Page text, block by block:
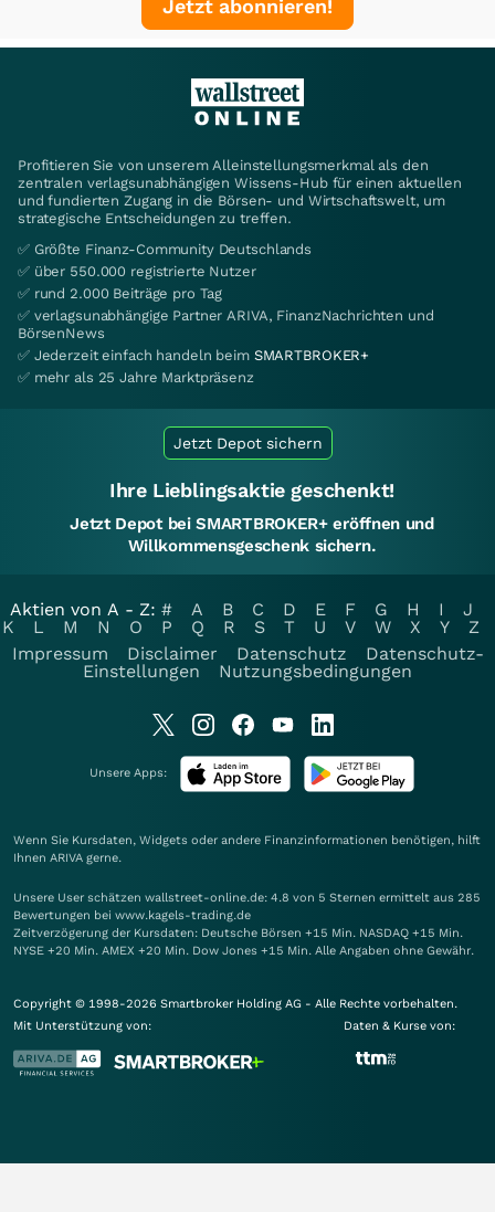
Jetzt abonnieren!
Profitieren Sie von unserem Alleinstellungsmerkmal als den
zentralen verlagsunabhängigen Wissens-Hub für einen aktuellen
und fundierten Zugang in die Börsen- und Wirtschaftswelt, um
strategische Entscheidungen zu treffen.
✅ Größte Finanz-Community Deutschlands
✅ über 550.000 registrierte Nutzer
✅ rund 2.000 Beiträge pro Tag
✅ verlagsunabhängige Partner ARIVA, FinanzNachrichten und
BörsenNews
✅ Jederzeit einfach handeln beim SMARTBROKER+
✅ mehr als 25 Jahre Marktpräsenz
Jetzt Depot sichern
Ihre Lieblingsaktie geschenkt!
Jetzt Depot bei SMARTBROKER+ eröffnen und
Willkommensgeschenk sichern.
Aktien von A - Z: # A B C D E F G H I
J
K
L M N O P Q R S T U V W X Y
Z
Impressum
Disclaimer Datenschutz
Datenschutz-
Einstellungen
Nutzungsbedingungen
Unsere Apps:
Wenn Sie Kursdaten, Widgets oder andere Finanzinformationen benötigen, hilft
Ihnen ARIVA gerne.
Unsere User schätzen wallstreet-online.de: 4.8 von 5 Sternen ermittelt aus 285
Bewertungen bei www.kagels-trading.de
Zeitverzögerung der Kursdaten: Deutsche Börsen +15 Min. NASDAQ +15 Min.
NYSE +20 Min. AMEX +20 Min. Dow Jones +15 Min. Alle Angaben ohne Gewähr.
Copyright © 1998-2026 Smartbroker Holding AG - Alle Rechte vorbehalten.
Mit Unterstützung von:
Daten & Kurse von: